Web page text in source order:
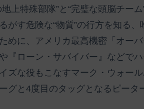
地上特殊部隊”と“完璧な頭脳チー
がす危険な“物質”の行方を知る
めに、アメリカ最高機密「オー
『ローン・サバイバー』などで
ズな役もこなすマーク・ウォー
グと4度目のタッグとなるピータ